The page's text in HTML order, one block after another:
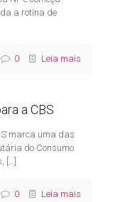
a rotina de
0 Leia mais
a CBS
marca uma das
do Consumo.
[…]
0 Leia mais